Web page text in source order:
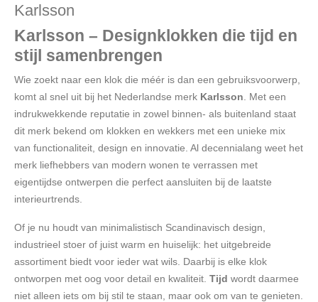
Karlsson
Karlsson – Designklokken die tijd en
stijl samenbrengen
Wie zoekt naar een klok die méér is dan een gebruiksvoorwerp,
komt al snel uit bij het Nederlandse merk Karlsson . Met een
indrukwekkende reputatie in zowel binnen- als buitenland staat
dit merk bekend om klokken en wekkers met een unieke mix
van functionaliteit, design en innovatie. Al decennialang weet het
merk liefhebbers van modern wonen te verrassen met
eigentijdse ontwerpen die perfect aansluiten bij de laatste
interieurtrends.
Of je nu houdt van minimalistisch Scandinavisch design,
industrieel stoer of juist warm en huiselijk: het uitgebreide
assortiment biedt voor ieder wat wils. Daarbij is elke klok
ontworpen met oog voor detail en kwaliteit. Tijd wordt daarmee
niet alleen iets om bij stil te staan, maar ook om van te genieten.